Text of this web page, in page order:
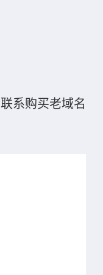
联系购买老域名